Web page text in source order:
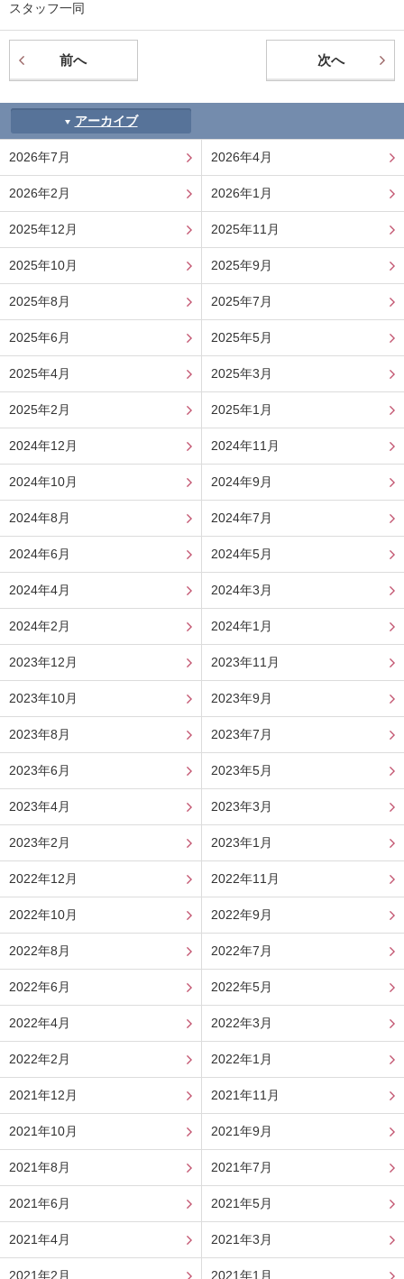
スタッフ一同
前へ 次へ
アーカイブ
2026年7月 2026年4月
2026年2月 2026年1月
2025年12月 2025年11月
2025年10月 2025年9月
2025年8月 2025年7月
2025年6月 2025年5月
2025年4月 2025年3月
2025年2月 2025年1月
2024年12月 2024年11月
2024年10月 2024年9月
2024年8月 2024年7月
2024年6月 2024年5月
2024年4月 2024年3月
2024年2月 2024年1月
2023年12月 2023年11月
2023年10月 2023年9月
2023年8月 2023年7月
2023年6月 2023年5月
2023年4月 2023年3月
2023年2月 2023年1月
2022年12月 2022年11月
2022年10月 2022年9月
2022年8月 2022年7月
2022年6月 2022年5月
2022年4月 2022年3月
2022年2月 2022年1月
2021年12月 2021年11月
2021年10月 2021年9月
2021年8月 2021年7月
2021年6月 2021年5月
2021年4月 2021年3月
2021年2月 2021年1月